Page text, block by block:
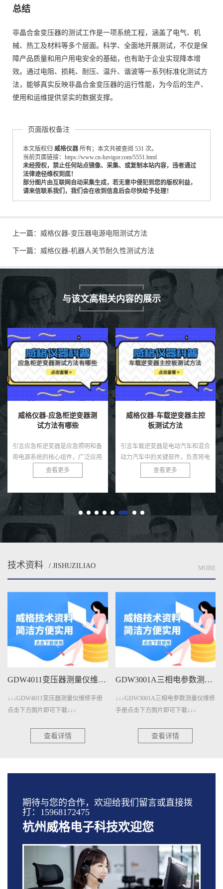
总结
非晶合金变压器的测试工作是一项系统工程，涵盖了电气、机
械、热工及材料等多个层面。科学、全面地开展测试，不仅是保
障产品质量和用户用电安全的基础，也有助于企业实现降本增
效。通过电阻、损耗、耐压、温升、谐波等一系列标准化测试方
法，能够真实反映非晶合金变压器的运行性能，为今后的生产、
使用和运维提供坚实的数据支撑。
页面版权备注
本文版权归 威格仪器 所有；本文共被查阅 531 次。
当前页面链接：https://www.cn-hzvigor.com/5551.html
未经授权，禁止任何站点镜像、采集、或复制本站内容，违者通过
法律途径维权到底！
部分图片由互联网自动采集生成，若无意中侵犯到您的版权利益，
请来信联系我们，我们会在收到信息后会尽快给予处理！
上一篇： 威格仪器-变压器电源电阻测试方法
下一篇： 威格仪器-机器人关节耐久性测试方法
与该文高相关内容的展示
威格仪器-应急柜逆变器测
试方法有哪些
引言应急柜逆变器是应急照明和备
用电源系统的核心组件，广泛应用
于医院、商业建筑、数据中心等场
所，确保在主电源中断时为关键设
查看更多
威格仪器-车载逆变器主控
板测试方法
引言车载逆变器是电动汽车和混合
动力汽车中的关键部件，负责将电
池的直流电转换为交流电，为电机
驱动和其他用电设备提供动力。主
控...
查看更多
技术资料 / JISHUZILIAO MORE
GDW4011变压器测量仪维修手册下载
↓↓↓GDW4011变压器测量仪维修手册
点击下方图片即可下载↓↓↓
查看详情
GDW3001A三相电参数测量仪维修手册下载
↓↓↓GDW3001A三相电参数测量仪维修
手册点击下方图片即可下载↓↓↓
查看详情
期待与您的合作，欢迎给我们留言或直接拨
打：15968172475
杭州威格电子科技欢迎您